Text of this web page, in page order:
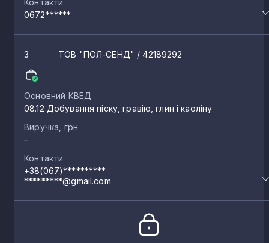
0672******
3 ТОВ "ПОЛ-СЕНД" / 42189292
Основний КВЕД
08.12 Добування піску, гравію, глин і каоліну
Виручка, грн
–
Контакти
+38(067)**********
*********@gmail.com